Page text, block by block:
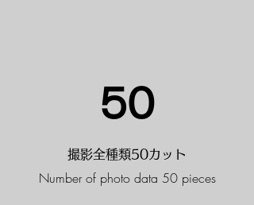
50
撮影全種類50カット
Number of photo data 50 pieces